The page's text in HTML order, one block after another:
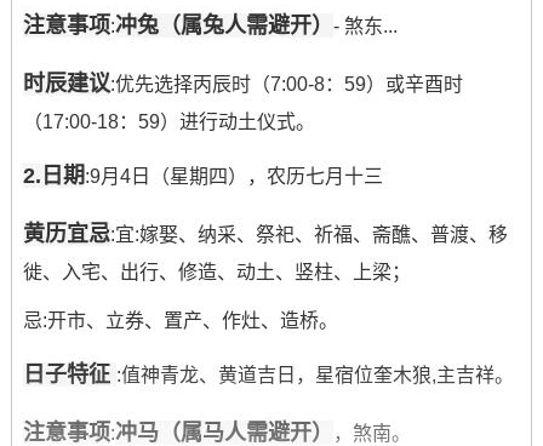
注意事项:冲兔（属兔人需避开） - 煞东...
时辰建议:优先选择丙辰时（7:00-8：59）或辛酉时
（17:00-18：59）进行动土仪式。
2.日期:9月4日（星期四），农历七月十三
黄历宜忌:宜:嫁娶、纳采、祭祀、祈福、斋醮、普渡、移
徙、入宅、出行、修造、动土、竖柱、上梁；
忌:开市、立券、置产、作灶、造桥。
日子特征 :值神青龙、黄道吉日，星宿位奎木狼,主吉祥。
注意事项:冲马（属马人需避开） ，煞南。